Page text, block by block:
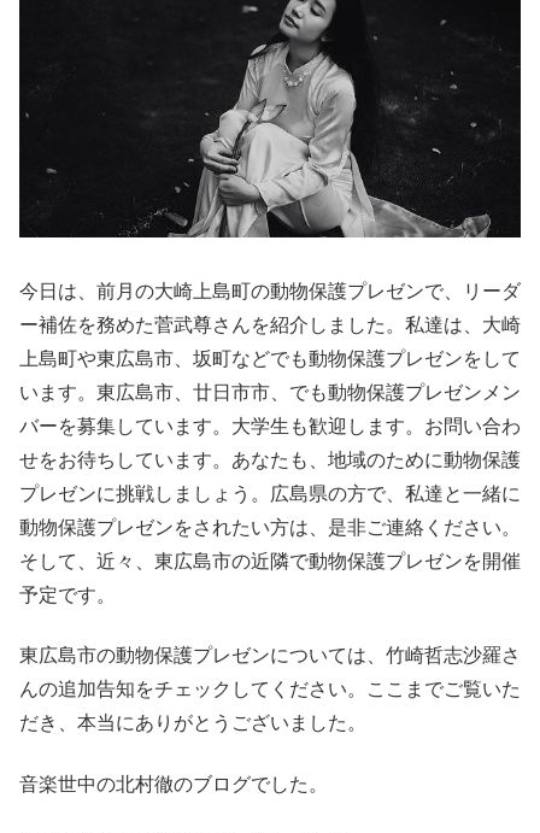
今日は、前月の大崎上島町の動物保護プレゼンで、リーダ
ー補佐を務めた菅武尊さんを紹介しました。私達は、大崎
上島町や東広島市、坂町などでも動物保護プレゼンをして
います。東広島市、廿日市市、でも動物保護プレゼンメン
バーを募集しています。大学生も歓迎します。お問い合わ
せをお待ちしています。あなたも、地域のために動物保護
プレゼンに挑戦しましょう。広島県の方で、私達と一緒に
動物保護プレゼンをされたい方は、是非ご連絡ください。
そして、近々、東広島市の近隣で動物保護プレゼンを開催
予定です。
東広島市の動物保護プレゼンについては、竹崎哲志沙羅さ
んの追加告知をチェックしてください。ここまでご覧いた
だき、本当にありがとうございました。
音楽世中の北村徹のブログでした。